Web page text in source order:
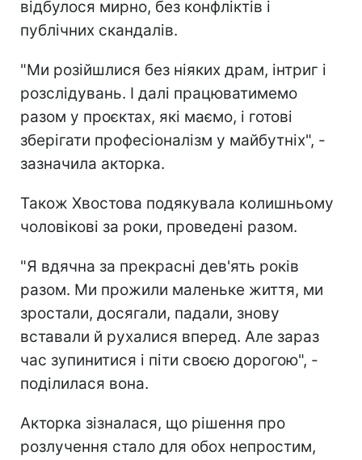
відбулося мирно, без конфліктів і
публічних скандалів.
"Ми розійшлися без ніяких драм, інтриг і
розслідувань. І далі працюватимемо
разом у проєктах, які маємо, і готові
зберігати професіоналізм у майбутніх", -
зазначила акторка.
Також Хвостова подякувала колишньому
чоловікові за роки, проведені разом.
"Я вдячна за прекрасні дев'ять років
разом. Ми прожили маленьке життя, ми
зростали, досягали, падали, знову
вставали й рухалися вперед. Але зараз
час зупинитися і піти своєю дорогою", -
поділилася вона.
Акторка зізналася, що рішення про
розлучення стало для обох непростим,